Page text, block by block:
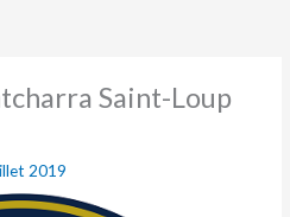
Saint-Loup
2019